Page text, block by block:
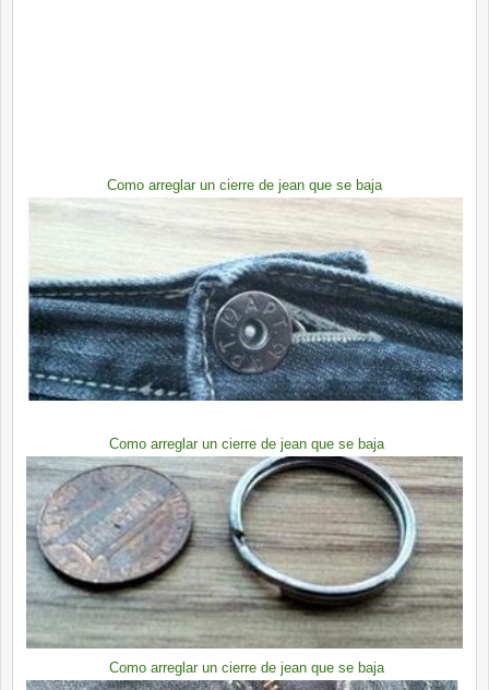
Como arreglar un cierre de jean que se baja
Como arreglar un cierre de jean que se baja
Como arreglar un cierre de jean que se baja